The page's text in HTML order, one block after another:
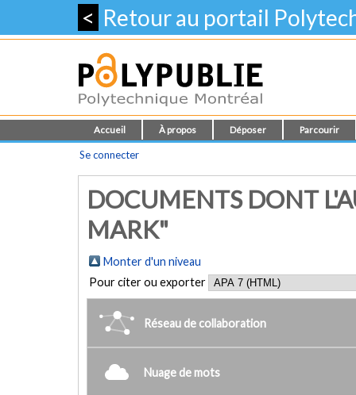
< Retour au portail
Accueil À propos Déposer Parcourir
Se connecter
DOCUMENTS DONT
MARK"
Monter d'un niveau
Pour citer ou exporter
Réseau de collaboration
Nuage de mots